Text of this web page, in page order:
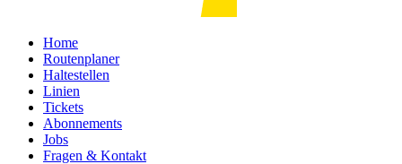
Home
Routenplaner
Haltestellen
Linien
Tickets
Abonnements
Jobs
Fragen & Kontakt